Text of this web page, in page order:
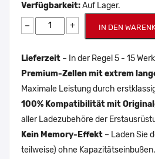
Verfügbarkeit:Auf Lager.
− + IN DEN
Lieferzeit – In der Regel 5 - 15
Premium-Zellen mit extrem
Maximale Leistung durch
100% Kompatibilität mit
aller Ladezubehöre der
Kein Memory-Effekt – Laden Sie
teilweise) ohne Kapazitätseinbußen.